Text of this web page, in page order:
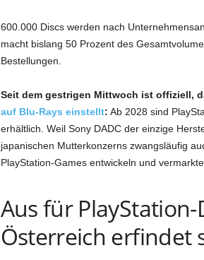
600.000 Discs werden nach
macht bislang 50 Prozent des
Bestellungen.
Seit dem gestrigen Mittwoch ist offiziell,
auf Blu-Rays einstellt: Ab 2028 sind
erhältlich. Weil Sony DADC der einzige
japanischen Mutterkonzerns zwangsläufig
PlayStation-Games entwickeln und
Aus für PlayStation-
Österreich erfindet